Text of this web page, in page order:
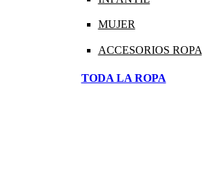
MUJER
ACCESORIOS ROPA
TODA LA ROPA